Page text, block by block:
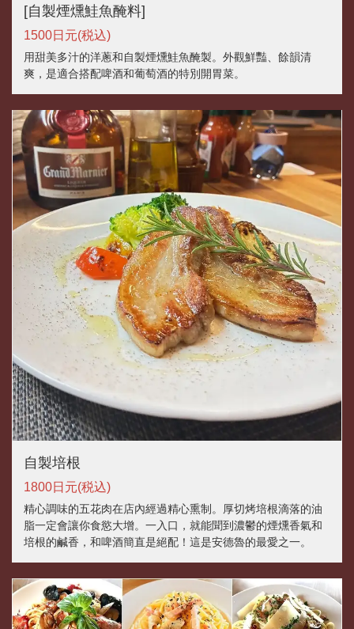
[自製煙燻鮭魚醃料]
1500日元(税込)
用甜美多汁的洋蔥和自製煙燻鮭魚醃製。外觀鮮豔、餘韻清
爽，是適合搭配啤酒和葡萄酒的特別開胃菜。
自製培根
1800日元(税込)
精心調味的五花肉在店內經過精心熏制。厚切烤培根滴落的油
脂一定會讓你食慾大增。一入口，就能聞到濃鬱的煙燻香氣和
培根的鹹香，和啤酒簡直是絕配！這是安德魯的最愛之一。